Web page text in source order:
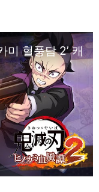
미 혈풍담 2’ 캐